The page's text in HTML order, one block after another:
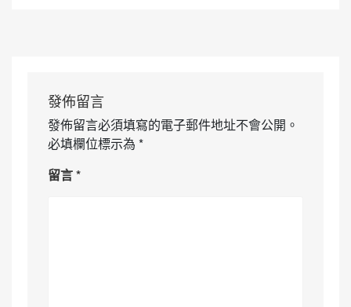
發佈留言
發佈留言必須填寫的電子郵件地址不會公開。
必填欄位標示為 *
留言*